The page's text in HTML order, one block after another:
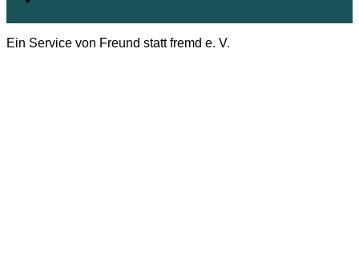
Ein Service von Freund statt fremd e. V.